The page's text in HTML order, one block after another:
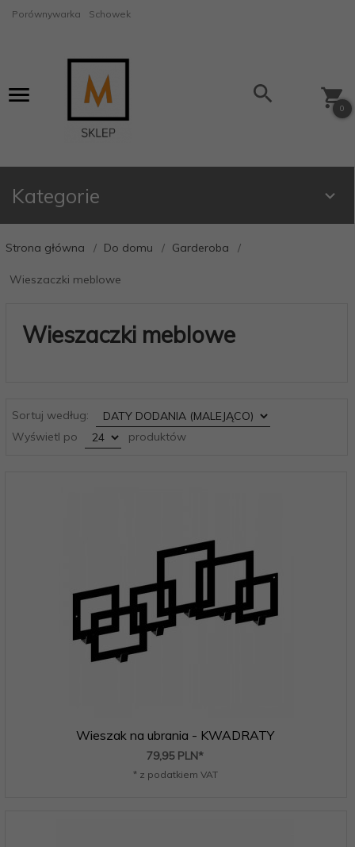
Porównywarka Schowek
0
Kategorie
Strona główna Do domu Garderoba
Wieszaczki meblowe
Wieszaczki meblowe
Sortuj według:
sort
Wyświetl po
pop produktów
Wieszak na ubrania - KWADRATY
79,95 PLN*
* z podatkiem VAT